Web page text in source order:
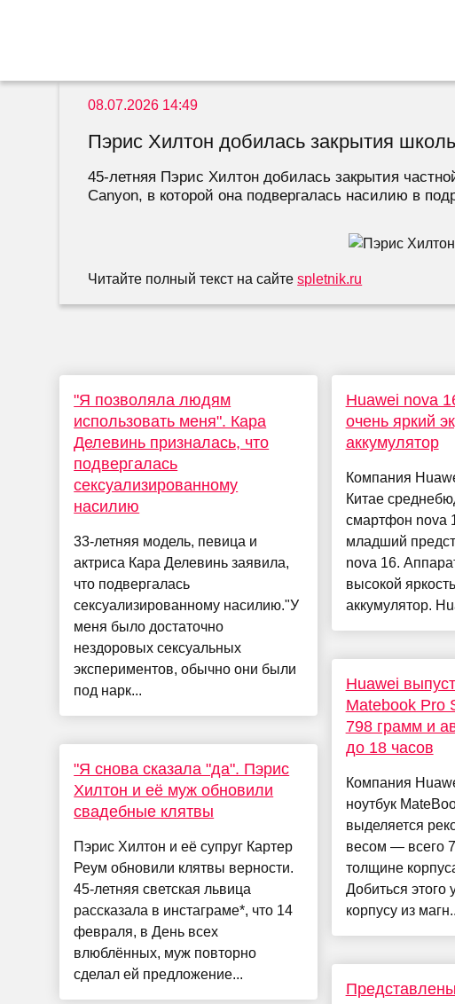
08.07.2026 14:49
Пэрис Хилтон добилась закрытия
45-летняя Пэрис Хилтон добилась закрытия
Canyon, в которой она подвергалась насилию в
Читайте полный текст на сайтеspletnik.ru
"Я позволяла людям
использовать меня". Кара
Делевинь призналась, что
подвергалась
сексуализированному
насилию
33-летняя модель, певица и
актриса Кара Делевинь заявила,
что подвергалась
сексуализированному насилию."У
меня было достаточно
нездоровых сексуальных
экспериментов, обычно они были
под нарк...
"Я снова сказала "да". Пэрис
Хилтон и её муж обновили
свадебные клятвы
Пэрис Хилтон и её супруг Картер
Реум обновили клятвы верности.
45-летняя светская львица
рассказала в инстаграме*, что 14
февраля, в День всех
влюблённых, муж повторно
сделал ей предложение...
Huawei nova
очень яркий
аккумулятор
Компания
Китае
смартфон nova
младший
nova 16.
высокой
аккумулятор.
Huawei
Matebook Pro
798 грамм и
до 18 часов
Компания
ноутбук
выделяется
весом — всего
толщине
Добиться этого
корпусу из